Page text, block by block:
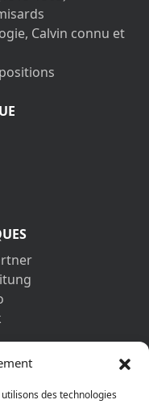
des technologies
Calvin connu et